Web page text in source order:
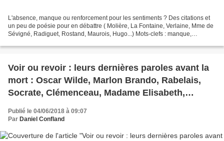
L'absence, manque ou renforcement pour les sentiments ? Des citations et
un peu de poésie pour en débattre ( Molière, La Fontaine, Verlaine, Mme de
Sévigné, Radiguet, Rostand, Maurois, Hugo...) Mots-clefs : manque,
Voir ou revoir : leurs dernières paroles avant la
mort : Oscar Wilde, Marlon Brando, Rabelais,
Socrate, Clémenceau, Madame Elisabeth,
Léautaud, Radiguet, Wagner, Beethoven, Van
Gogh, Toulouse-Lautrec, Hokusaï
Publié le 04/06/2018 à 09:07
Par Daniel Confland